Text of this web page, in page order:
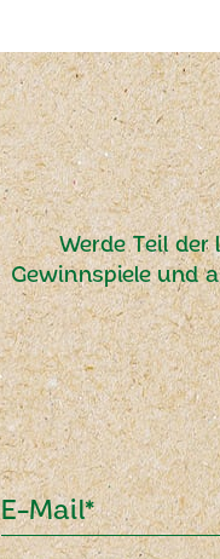
Werde Teil der
Gewinnspiele und
E-Mail*